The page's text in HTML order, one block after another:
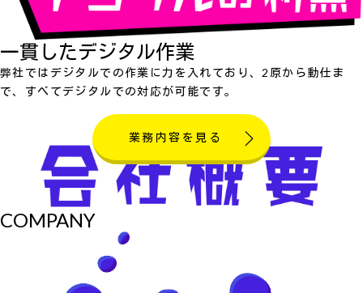
一貫したデジタル作業
弊社ではデジタルでの作業に力を入れており、2原から動仕ま
で、すべてデジタルでの対応が可能です。
業務内容を見る
COMPANY